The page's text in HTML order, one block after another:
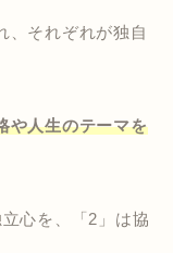
、それぞれが独自
や人生のテーマを
心を、「2」は協